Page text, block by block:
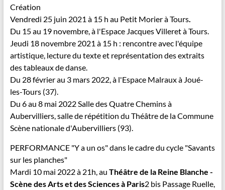
Création
Vendredi 25 juin 2021 à 15 h au Petit Morier à Tours.
Du 15 au 19 novembre, à l'Espace Jacques Villeret à Tours.
Jeudi 18 novembre 2021 à 15 h : rencontre avec l'équipe
artistique, lecture du texte et représentation des extraits
des tableaux de danse.
Du 28 février au 3 mars 2022, à l'Espace Malraux à Joué-
les-Tours (37).
Du 6 au 8 mai 2022 Salle des Quatre Chemins à
Aubervilliers, salle de répétition du Théâtre de la Commune
Scène nationale d'Aubervilliers (93).
PERFORMANCE "Y a un os"dans le cadre du cycle "Savants
sur les planches"
Mardi 10 mai 2022 à 21h, au Théâtre de la Reine Blanche -
Scène des Arts et des Sciences à Paris2 bis Passage Ruelle,